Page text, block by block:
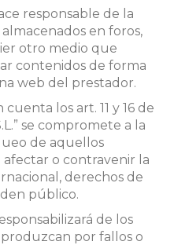
responsable de la
en foros,
otro medio que
contenidos de forma
web del prestador.
los art. 11 y 16 de
se compromete a la
de aquellos
o contravenir la
derechos de
público.
de los
por fallos o